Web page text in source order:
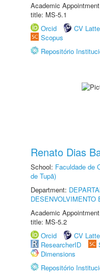
Academic
title: MS-5.1
Orcid
CV
Scopus
Repositório
Renato Dias
School: Faculdade de
de Tupã)
Department:
DESENVOLVIMENTO
Academic
title: MS-5.2
Orcid
CV
ResearcherID
Dimensions
Repositório